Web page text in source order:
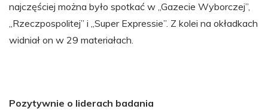
najczęściej można było spotkać w „Gazecie Wyborczej”,
„Rzeczpospolitej” i „Super Expressie”. Z kolei na okładkach
widniał on w 29 materiałach.
Pozytywnie o liderach badania